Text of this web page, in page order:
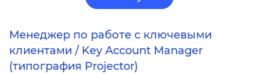
Менеджер по работе с ключевыми
клиентами / Key Account Manager
(типография Projector)